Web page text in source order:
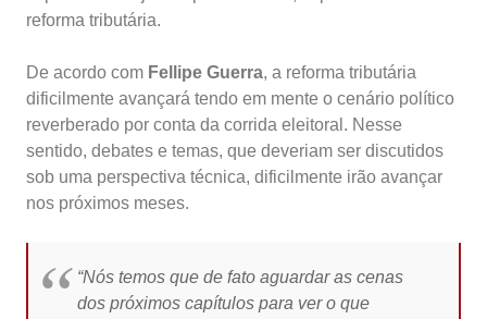
reforma tributária.
De acordo com Fellipe Guerra, a reforma tributária
dificilmente avançará tendo em mente o cenário político
reverberado por conta da corrida eleitoral. Nesse
sentido, debates e temas, que deveriam ser discutidos
sob uma perspectiva técnica, dificilmente irão avançar
nos próximos meses.
“Nós temos que de fato aguardar as cenas
dos próximos capítulos para ver o que